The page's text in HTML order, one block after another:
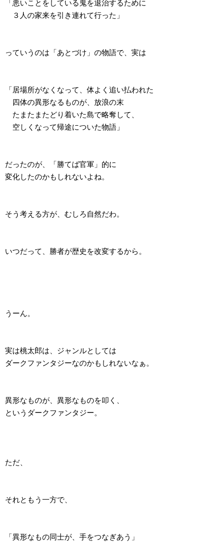
「悪いことをしている鬼を退治するために
３人の家来を引き連れて行った」
っていうのは「あとづけ」の物語で、実は
「居場所がなくなって、体よく追い払われた
四体の異形なるものが、放浪の末
たまたまたどり着いた島で略奪して、
空しくなって帰途についた物語」
だったのが、「勝てば官軍」的に
変化したのかもしれないよね。
そう考える方が、むしろ自然だわ。
いつだって、勝者が歴史を改変するから。
うーん。
実は桃太郎は、ジャンルとしては
ダークファンタジーなのかもしれないなぁ。
異形なものが、異形なものを叩く、
というダークファンタジー。
ただ、
それともう一方で、
「異形なもの同士が、手をつなぎあう」